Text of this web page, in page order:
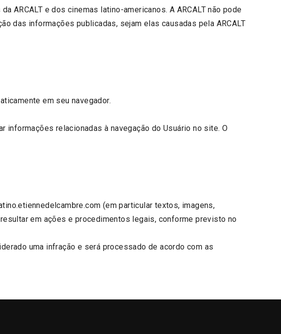
ARCALT e dos cinemas latino-americanos. A ARCALT não pode
das informações publicadas, sejam elas causadas pela ARCALT
em seu navegador.
informações relacionadas à navegação do Usuário no site. O
(em particular textos, imagens,
em ações e procedimentos legais, conforme previsto no
uma infração e será processado de acordo com as